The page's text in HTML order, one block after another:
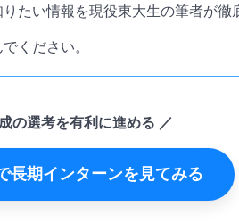
たい情報を現役東大生の筆者が徹
ください。
の選考を有利に進める
長期インターンを見てみる